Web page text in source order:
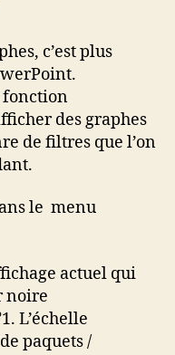
c’est plus
fonction
des graphes
de filtres que l’on
le menu
actuel qui
noire
L’échelle
paquets /